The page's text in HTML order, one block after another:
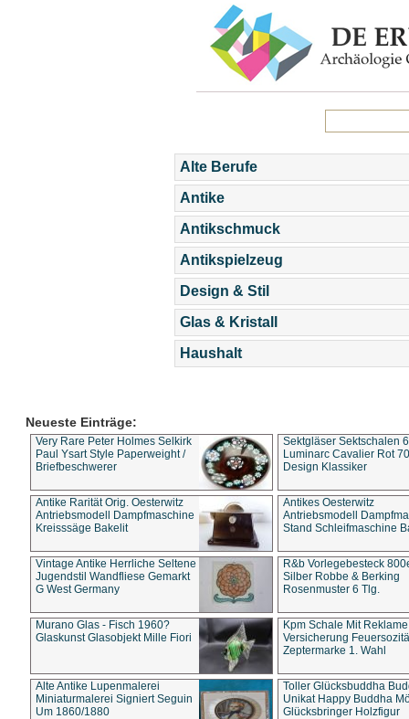
Alte Berufe
Antike
Antikschmuck
Antikspielzeug
Design & Stil
Glas & Kristall
Haushalt
Neueste Einträge:
Very Rare Peter Holmes Selkirk
Paul Ysart Style Paperweight /
Briefbeschwerer
Sektgläser Sektschalen
Luminarc Cavalier Rot
Design Klassiker
Antike Rarität Orig. Oesterwitz
Antriebsmodell Dampfmaschine
Kreisssäge Bakelit
Antikes Oesterwitz
Antriebsmodell
Stand Schleifmaschine
Vintage Antike Herrliche Seltene
Jugendstil Wandfliese Gemarkt
G West Germany
R&b Vorlegebesteck
Silber Robbe & Berking
Rosenmuster 6 Tlg.
Murano Glas - Fisch 1960?
Glaskunst Glasobjekt Mille Fiori
Kpm Schale Mit Reklame
Versicherung
Zeptermarke 1. Wahl
Alte Antike Lupenmalerei
Miniaturmalerei Signiert Seguin
Um 1860/1880
Toller Glücksbuddha
Unikat Happy Buddha
Glücksbringer Holzfigur